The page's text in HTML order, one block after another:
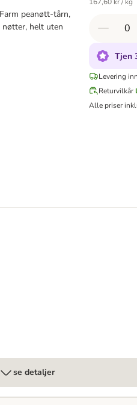
peanøtt-tårn,
helt uten
Tjen
Levering
Returvilkår
Alle priser
se detaljer